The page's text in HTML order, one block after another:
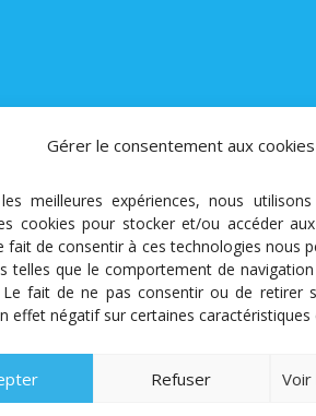
Gérer le consentement aux cookies
meilleures expériences, nous
cookies pour stocker et/ou accéder
fait de consentir à ces technologies nous
telles que le comportement de
fait de ne pas consentir ou de retirer
effet négatif sur certaines
Refuser